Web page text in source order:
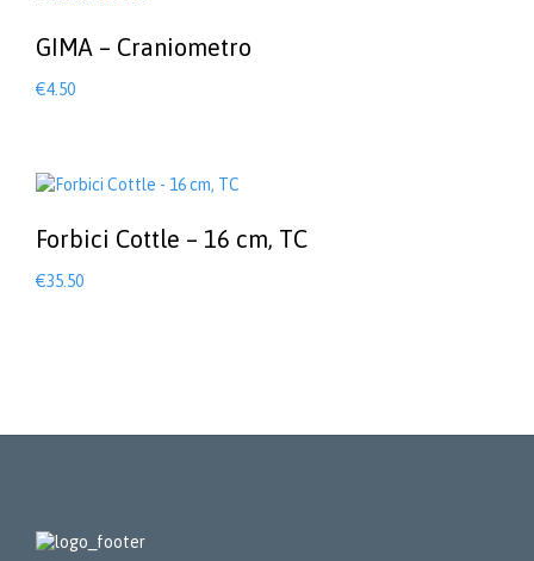
GIMA – Craniometro
€4.50
Forbici Cottle – 16 cm, TC
€35.50